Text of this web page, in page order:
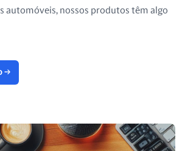
automóveis, nossos produtos têm algo
→